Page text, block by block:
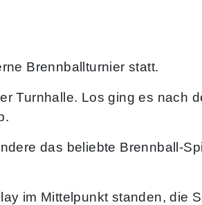
Brennballturnier statt.
Turnhalle. Los ging es nach
das beliebte Brennball-
im Mittelpunkt standen, die